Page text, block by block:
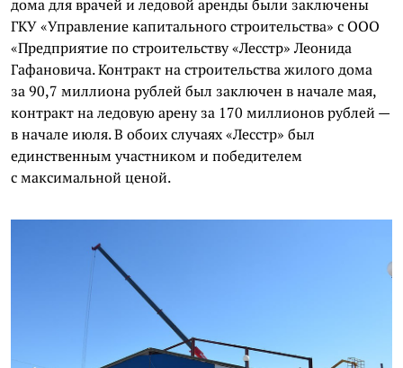
дома для врачей и ледовой аренды были заключены
ГКУ «Управление капитального строительства» с ООО
«Предприятие по строительству «Лесстр» Леонида
Гафановича. Контракт на строительства жилого дома
за 90,7 миллиона рублей был заключен в начале мая,
контракт на ледовую арену за 170 миллионов рублей —
в начале июля. В обоих случаях «Лесстр» был
единственным участником и победителем
с максимальной ценой.